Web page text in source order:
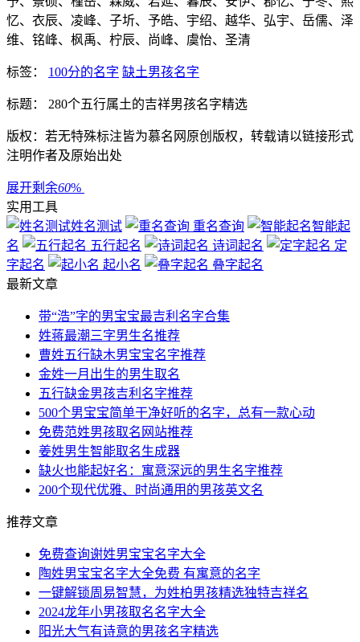
忆、衣辰、凌峰、子圻、予皓、宇绍、越华、弘宇、岳儒、泽
维、铭峰、枫禹、柠辰、尚峰、虞怡、圣清
标签： 100分的名字 缺土男孩名字
标题： 280个五行属土的吉祥男孩名字精选
版权：若无特殊标注皆为慕名网原创版权，转载请以链接形式
注明作者及原始出处
展开剩余60%
实用工具
姓名测试
重名查询
智能起
名
五行起名 诗词起名
定
字起名
起小名
叠字起名
最新文章
带“浩”字的男宝宝最吉利名字合集
姓蒋最潮三字男生名推荐
曹姓五行缺木男宝宝名字推荐
金姓一月出生的男生取名
五行缺金男孩吉利名字推荐
500个男宝宝简单干净好听的名字，总有一款心动
免费范姓男孩取名网站推荐
姜姓男生智能取名生成器
缺火也能起好名：寓意深远的男生名字推荐
200个现代优雅、时尚通用的男孩英文名
推荐文章
免费查询谢姓男宝宝名字大全
陶姓男宝宝名字大全免费 有寓意的名字
一键解锁周易智慧，为姓柏男孩精选独特吉祥名
2024龙年小男孩取名名字大全
阳光大气有诗意的男孩名字精选